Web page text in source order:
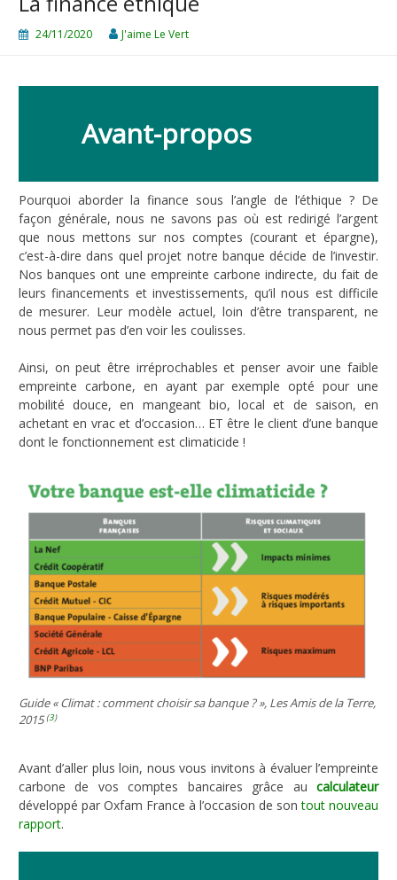
24/11/2020 J'aime Le Vert
Avant-propos
Pourquoi aborder la finance sous l’angle de l’éthique ? De
façon générale, nous ne savons pas où est redirigé l’argent
que nous mettons sur nos comptes (courant et épargne),
c’est-à-dire dans quel projet notre banque décide de l’investir.
Nos banques ont une empreinte carbone indirecte, du fait de
leurs financements et investissements, qu’il nous est difficile
de mesurer. Leur modèle actuel, loin d’être transparent, ne
nous permet pas d’en voir les coulisses.
Ainsi, on peut être irréprochables et penser avoir une faible
empreinte carbone, en ayant par exemple opté pour une
mobilité douce, en mangeant bio, local et de saison, en
achetant en vrac et d’occasion… ET être le client d’une banque
dont le fonctionnement est climaticide !
Guide « Climat : comment choisir sa banque ? », Les Amis de la Terre,
2015 (3)
Avant d’aller plus loin, nous vous invitons à évaluer l’empreinte
carbone de vos comptes bancaires grâce au calculateur
développé par Oxfam France à l’occasion de sontout nouveau
rapport.